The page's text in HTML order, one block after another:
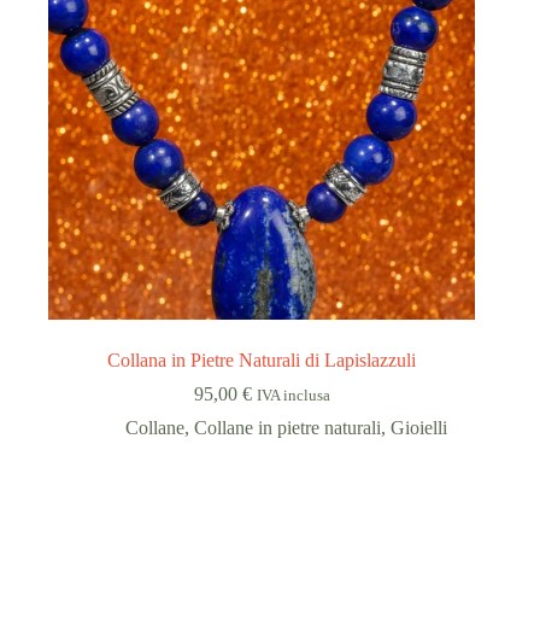
Collana in Pietre Naturali di Lapislazzuli
95,00 € IVA inclusa
Collane, Collane in pietre naturali, Gioielli